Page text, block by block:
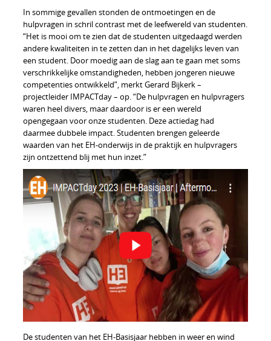
In sommige gevallen stonden de ontmoetingen en de
hulpvragen in schril contrast met de leefwereld van studenten.
“Het is mooi om te zien dat de studenten uitgedaagd werden
andere kwaliteiten in te zetten dan in het dagelijks leven van
een student. Door moedig aan de slag aan te gaan met soms
verschrikkelijke omstandigheden, hebben jongeren nieuwe
competenties ontwikkeld”, merkt Gerard Bijkerk –
projectleider IMPACTday – op. “De hulpvragen en hulpvragers
waren heel divers, maar daardoor is er een wereld
opengegaan voor onze studenten. Deze actiedag had
daarmee dubbele impact. Studenten brengen geleerde
waarden van het EH-onderwijs in de praktijk en hulpvragers
zijn ontzettend blij met hun inzet.”
De studenten van het EH-Basisjaar hebben in weer en wind